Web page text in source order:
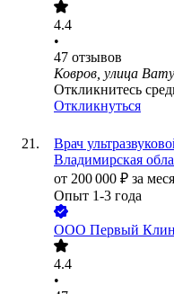
4.4
•
47 отзывов
Ковров, улица
Откликнитесь
Откликнуться
Врач
Владимирская
от 200 000 ₽ за
Опыт 1-3 года
ООО Первый
4.4
•